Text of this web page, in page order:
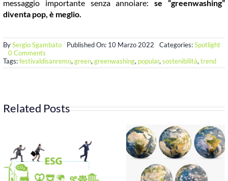
messaggio importante senza annoiare:se “greenwashing”
diventa pop, è meglio.
BySergio Sgambato Published On: 10 Marzo 2022 Categories:Spotlight
0 Commentson
Se
“greenwashing”
Tags:festivaldisanremo, green, greenwashing, popular, sostenibilità, trend
Related Posts